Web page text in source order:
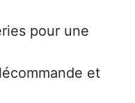
pour une
et